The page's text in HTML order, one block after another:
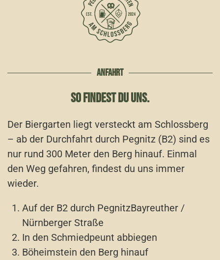
ANFAHRT
SO FINDEST DU UNS.
Der Biergarten liegt versteckt am Schlossberg
– ab der Durchfahrt durch Pegnitz (B2) sind es
nur rund 300 Meter den Berg hinauf. Einmal
den Weg gefahren, findest du uns immer
wieder.
Auf der B2 durch PegnitzBayreuther /
Nürnberger Straße
In den Schmiedpeunt abbiegen
Böheimstein den Berg hinauf